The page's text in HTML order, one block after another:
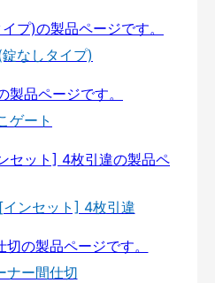
なしタイプ)
ゲート
ンセット] 4枚引違
ナー間仕切